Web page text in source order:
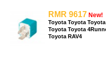
RMR 9617 New!
Toyota Toyota Toyota
Toyota Toyota
Toyota RAV4